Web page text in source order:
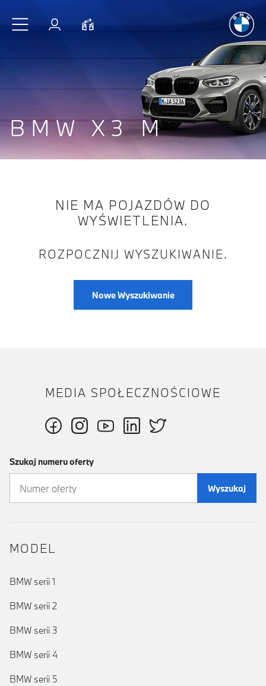
Zaloguj sięPorównaj
z
BMW X3 M
NIE MA POJAZDÓW DO
WYŚWIETLENIA.
ROZPOCZNIJ WYSZUKIWANIE.
Nowe Wyszukiwanie
MEDIA SPOŁECZNOŚCIOWE
Szukaj numeru oferty
Wyszukaj
MODEL
BMW serii 1
BMW serii 2
BMW serii 3
BMW serii 4
BMW serii 5